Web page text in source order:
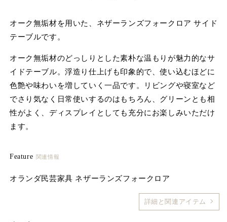
メ
デ
(1)
を
く
オーク無垢材を用いた、ネザーランズフォークロア サイド
テーブルです。
オーク無垢材のどっしりとした素朴な温もりが魅力的なサ
イドテーブル。浮造り仕上げも印象的で、使い込むほどに
色艶や味わいを増していく一品です。リビングや寝室など
でさり気なく日常使いするのはもちろん、グリーンとも相
性がよく、ディスプレイとしても充分にお楽しみいただけ
ます。
Feature 関連情報
オランダ民芸家具 ネザーランズフォークロア
詳細と関連アイテム